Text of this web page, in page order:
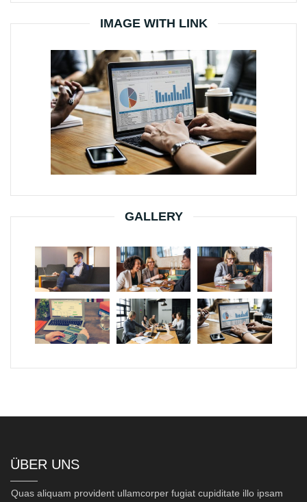
IMAGE WITH LINK
GALLERY
ÜBER UNS
Quas aliquam provident ullamcorper fugiat cupiditate illo ipsam